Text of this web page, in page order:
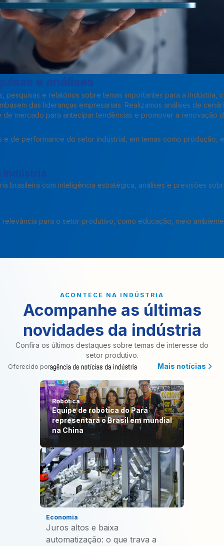
pesquisas e relatórios sobre temas importantes para a indústria,
das lideranças empresariais. Realizamos análises de
mercado para antecipar tendências e promover a renovação
e de performance do setor industrial, em temas como produção,
brasileira com inteligência estratégica, análises e previsões
relevância para o setor produtivo, como educação, meio
ACONTECE NA INDÚSTRIA
Acompanhe as últimas
novidades da indústria
Confira os últimos destaques sobre temas de interesse do
setor produtivo.
Oferecido por Mais notícias
Robótica
Equipe de robótica do Pará
representará o Brasil em mundial
na China
Economia
Juros altos e baixa
automatização: o que trava a